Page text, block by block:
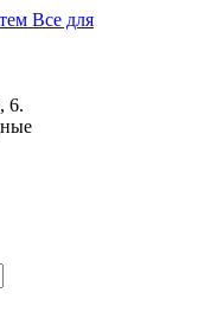
Все для
6.